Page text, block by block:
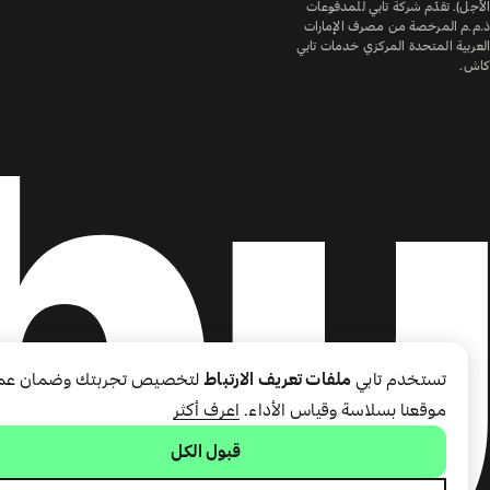
الأجل). تقدّم شركة تابي للمدفوعات
ذ.م.م المرخصة من مصرف الإمارات
العربية المتحدة المركزي خدمات تابي
كاش.
تستخدم تابي ملفات تعريف الارتباطلتخصيص تجربتك وضمان
موقعنا بسلاسة وقياس الأداء. اعرف أكثر
قبول الكل